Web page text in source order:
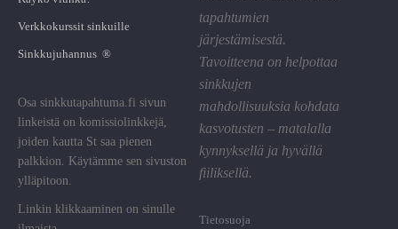
Verkkokurssit sinkuille
Sinkkujuhannus ®
Osa sinkkutapahtuma.fi sivun
linkeistä on komissiolinkkejä,
joiden kautta St saa pienen
palkkion. Käytämme sen sivuston
ylläpitoon.
Linkin klikkaaminen on sinulle
tapahtumien
järjestämisestä.
Tavoitteena on helpottaa
sinkkujen
mahdollisuuksia kohdata
kasvotusten – matalalla
kynnyksellä ja hyvällä
fiiliksellä.
Tietosuoja